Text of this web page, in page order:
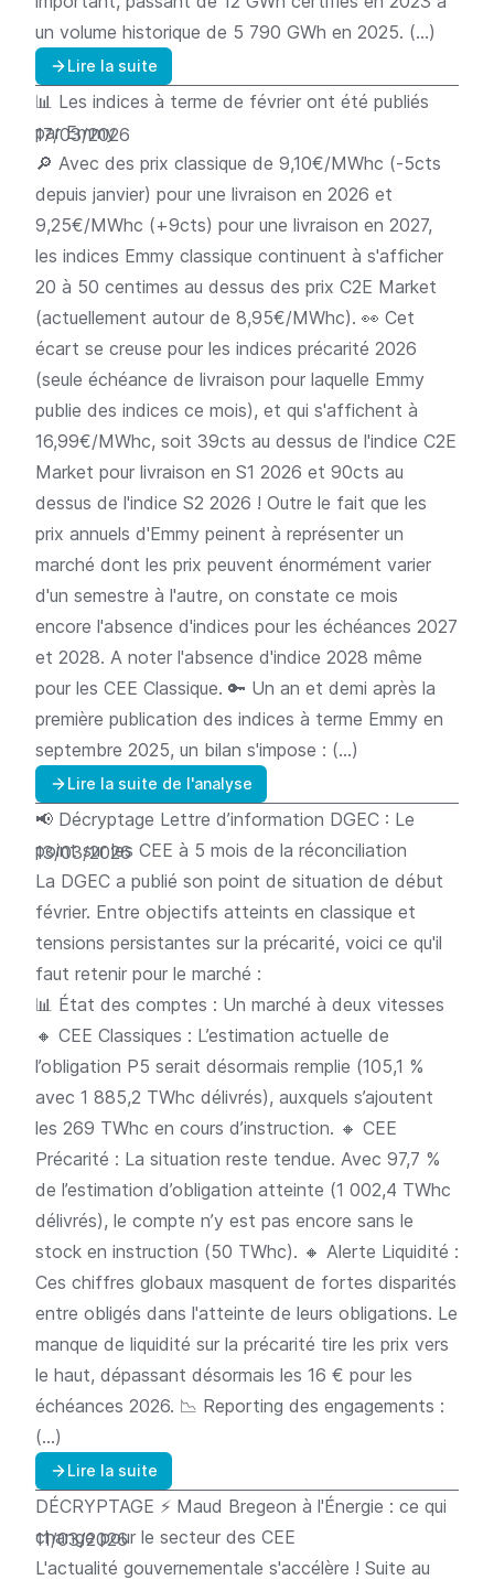
un volume historique de 5 790 GWh en 2025. (…)
Lire la suite
📊 Les indices à terme de février ont été publiés
par Emmy
17/03/2026
🔎 Avec des prix classique de 9,10€/MWhc (-5cts
depuis janvier) pour une livraison en 2026 et
9,25€/MWhc (+9cts) pour une livraison en 2027,
les indices Emmy classique continuent à s'afficher
20 à 50 centimes au dessus des prix C2E Market
(actuellement autour de 8,95€/MWhc). 👀 Cet
écart se creuse pour les indices précarité 2026
(seule échéance de livraison pour laquelle Emmy
publie des indices ce mois), et qui s'affichent à
16,99€/MWhc, soit 39cts au dessus de l'indice C2E
Market pour livraison en S1 2026 et 90cts au
dessus de l'indice S2 2026 ! Outre le fait que les
prix annuels d'Emmy peinent à représenter un
marché dont les prix peuvent énormément varier
d'un semestre à l'autre, on constate ce mois
encore l'absence d'indices pour les échéances 2027
et 2028. A noter l'absence d'indice 2028 même
pour les CEE Classique. 🔑 Un an et demi après la
première publication des indices à terme Emmy en
septembre 2025, un bilan s'impose : (…)
Lire la suite de l'analyse
📢 Décryptage Lettre d’information DGEC : Le
point sur les CEE à 5 mois de la réconciliation
13/03/2026
La DGEC a publié son point de situation de début
février. Entre objectifs atteints en classique et
tensions persistantes sur la précarité, voici ce qu'il
faut retenir pour le marché :
📊 État des comptes : Un marché à deux vitesses
🔸 CEE Classiques : L’estimation actuelle de
l’obligation P5 serait désormais remplie (105,1 %
avec 1 885,2 TWhc délivrés), auxquels s’ajoutent
les 269 TWhc en cours d’instruction. 🔸 CEE
Précarité : La situation reste tendue. Avec 97,7 %
de l’estimation d’obligation atteinte (1 002,4 TWhc
délivrés), le compte n’y est pas encore sans le
stock en instruction (50 TWhc). 🔸 Alerte Liquidité :
Ces chiffres globaux masquent de fortes disparités
entre obligés dans l'atteinte de leurs obligations. Le
manque de liquidité sur la précarité tire les prix vers
le haut, dépassant désormais les 16 € pour les
échéances 2026. 📉 Reporting des engagements :
(…)
Lire la suite
DÉCRYPTAGE ⚡ Maud Bregeon à l'Énergie : ce qui
change pour le secteur des CEE
11/03/2026
L'actualité gouvernementale s'accélère ! Suite au